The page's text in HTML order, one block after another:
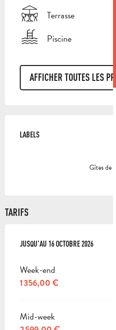
Terrasse
Piscine
AFFICHER TOUTES LES
LABELS
LABELS
Gîtes de
TARIFS
DU23 MAI 2026AU16 OCTOBRE 2026
JUSQU'AU 16 OCTOBRE 2026
Week-end
1 356,00 €
Mid-week